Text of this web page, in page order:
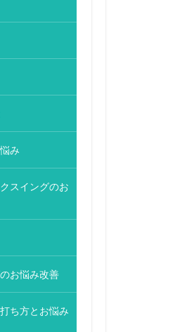
み
スイングのお
お悩み改善
ち方とお悩み